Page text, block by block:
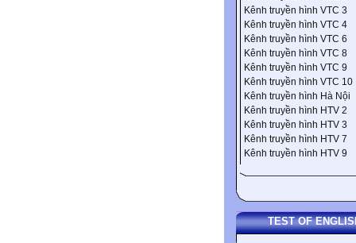
Kênh truyền hình VTC 3
Kênh truyền hình VTC 4
Kênh truyền hình VTC 6
Kênh truyền hình VTC 8
Kênh truyền hình VTC 9
Kênh truyền hình VTC 10
Kênh truyền hình Hà Nội
Kênh truyền hình HTV 2
Kênh truyền hình HTV 3
Kênh truyền hình HTV 7
Kênh truyền hình HTV 9
TEST OF